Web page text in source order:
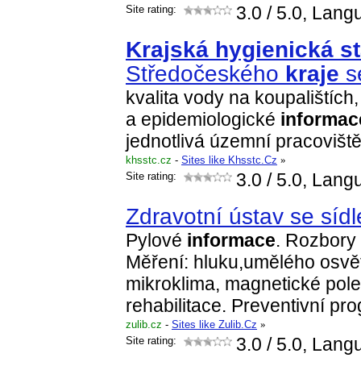
Site rating:
3.0 / 5.0,
Krajská hygienická
Středočeského kraje
kvalita vody na
a epidemiologické
jednotlivá územní pracoviště
khsstc.cz - Sites like Khsstc.Cz »
Site rating:
3.0 / 5.0,
Zdravotní ústav se
Pylové informace.
Měření: hluku,umělého
mikroklima, magnetické
rehabilitace. Preventivní
zulib.cz - Sites like Zulib.Cz »
Site rating:
3.0 / 5.0,